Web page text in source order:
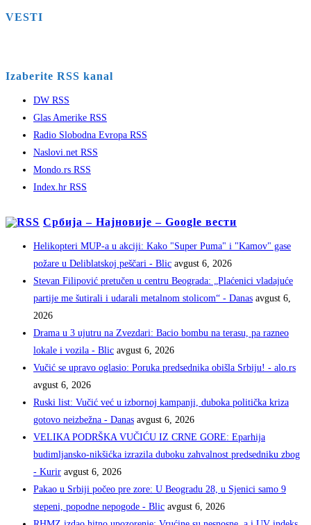
VESTI
Izaberite RSS kanal
DW RSS
Glas Amerike RSS
Radio Slobodna Evropa RSS
Naslovi.net RSS
Mondo.rs RSS
Index.hr RSS
Србија – Најновије – Google вести
Helikopteri MUP-a u akciji: Kako "Super Puma" i "Kamov" gase
požare u Deliblatskoj peščari - Blic avgust 6, 2026
Stevan Filipović pretučen u centru Beograda: „Plaćenici vladajuće
partije me šutirali i udarali metalnom stolicom“ - Danas avgust 6,
2026
Drama u 3 ujutru na Zvezdari: Bacio bombu na terasu, pa razneo
lokale i vozila - Blic avgust 6, 2026
Vučić se upravo oglasio: Poruka predsednika obišla Srbiju! - alo.rs
avgust 6, 2026
Ruski list: Vučić već u izbornoj kampanji, duboka politička kriza
gotovo neizbežna - Danas avgust 6, 2026
VELIKA PODRŠKA VUČIĆU IZ CRNE GORE: Eparhija
budimljansko-nikšićka izrazila duboku zahvalnost predsedniku zbog
- Kurir avgust 6, 2026
Pakao u Srbiji počeo pre zore: U Beogradu 28, u Sjenici samo 9
stepeni, popodne nepogode - Blic avgust 6, 2026